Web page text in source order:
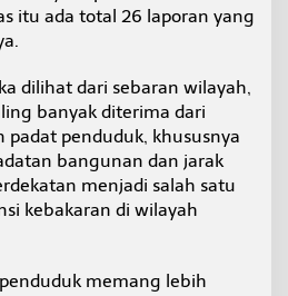
itu ada total 26 laporan yang
dilihat dari sebaran wilayah,
banyak diterima dari
padat penduduk, khususnya
bangunan dan jarak
menjadi salah satu
kebakaran di wilayah
memang lebih